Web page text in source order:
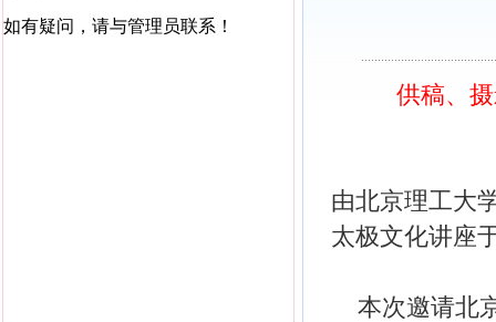
供稿、
由北京理工大
太极文化讲座
本次邀请北